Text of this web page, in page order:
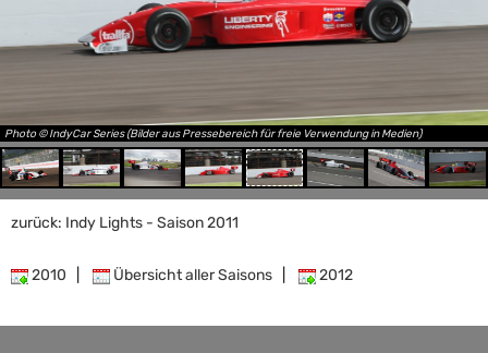
Photo © IndyCar Series (Bilder aus Pressebereich für freie Verwendung in Medien)
zurück: Indy Lights - Saison 2011
2010 Übersicht aller Saisons 2012